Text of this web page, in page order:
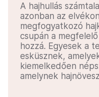
A hajhullás
azonban az
megfogyatkozó
csupán a
hozzá. Egyesek a
esküsznek,
kiemelkedően
amelynek